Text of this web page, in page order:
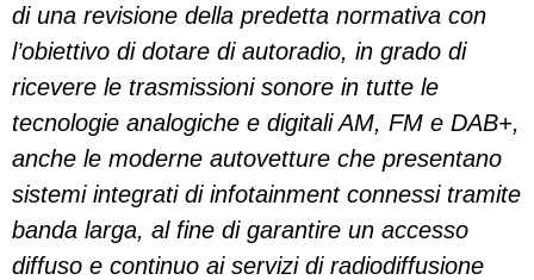
di una revisione della predetta normativa con
l’obiettivo di dotare di autoradio, in grado di
ricevere le trasmissioni sonore in tutte le
tecnologie analogiche e digitali AM, FM e DAB+,
anche le moderne autovetture che presentano
sistemi integrati di infotainment connessi tramite
banda larga, al fine di garantire un accesso
diffuso e continuo ai servizi di radiodiffusione